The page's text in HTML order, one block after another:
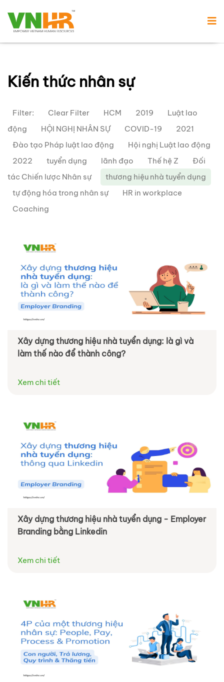
Kiến thức nhân sự
Filter: Clear Filter HCM 2019
Luật lao
động
HỘI NGHỊ NHÂN SỰ COVID-19
2021
Đào tạo Pháp luật lao động
Hội nghị Luật lao động
2022
tuyển dụng lãnh đạo Thế hệ Z
Đối
tác Chiến lược Nhân sự
thương hiệu nhà tuyển dụng
tự động hóa trong nhân sự
HR in workplace
Coaching
Xây dựng thương hiệu nhà tuyển dụng: là gì và
làm thế nào để thành công?
Xem chi tiết
Xây dựng thương hiệu nhà tuyển dụng - Employer
Branding bằng Linkedin
Xem chi tiết